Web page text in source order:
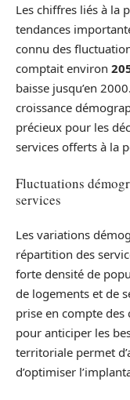
Les chiffres liés à la
tendances
connu des
comptait environ
baisse jusqu’en
croissance
précieux pour les
services offerts à la
Fluctuations
services
Les variations
répartition des
forte densité de
de logements et de
prise en compte
pour anticiper les
territoriale permet
d’optimiser